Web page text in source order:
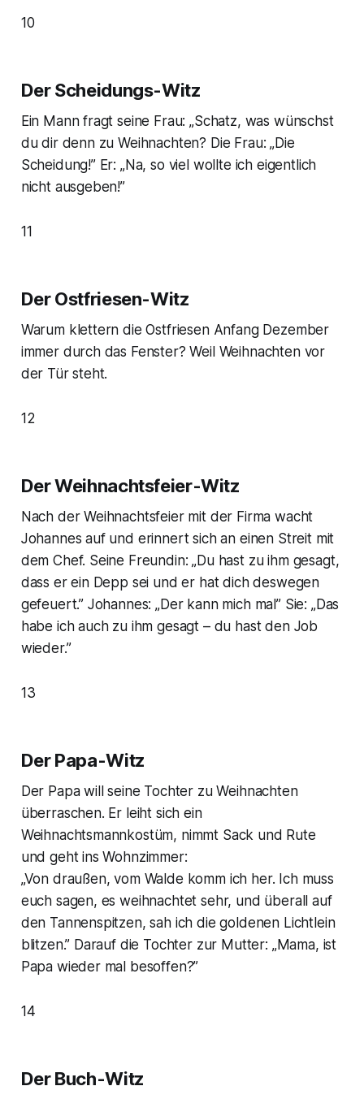
10
Der Scheidungs-Witz
Ein Mann fragt seine Frau: „Schatz, was wünschst
du dir denn zu Weihnachten? Die Frau: „Die
Scheidung!” Er: „Na, so viel wollte ich eigentlich
nicht ausgeben!”
11
Der Ostfriesen-Witz
Warum klettern die Ostfriesen Anfang Dezember
immer durch das Fenster? Weil Weihnachten vor
der Tür steht.
12
Der Weihnachtsfeier-Witz
Nach der Weihnachtsfeier mit der Firma wacht
Johannes auf und erinnert sich an einen Streit mit
dem Chef. Seine Freundin: „Du hast zu ihm gesagt,
dass er ein Depp sei und er hat dich deswegen
gefeuert.” Johannes: „Der kann mich mal” Sie: „Das
habe ich auch zu ihm gesagt – du hast den Job
wieder.”
13
Der Papa-Witz
Der Papa will seine Tochter zu Weihnachten
überraschen. Er leiht sich ein
Weihnachtsmannkostüm, nimmt Sack und Rute
und geht ins Wohnzimmer:
„Von draußen, vom Walde komm ich her. Ich muss
euch sagen, es weihnachtet sehr, und überall auf
den Tannenspitzen, sah ich die goldenen Lichtlein
blitzen.” Darauf die Tochter zur Mutter: „Mama, ist
Papa wieder mal besoffen?”
14
Der Buch-Witz